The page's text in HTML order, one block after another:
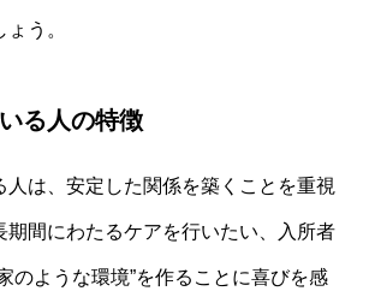
う。
る人の特徴
人は、安定した関係を築くことを重視
期間にわたるケアを行いたい、入所者
のような環境”を作ることに喜びを感